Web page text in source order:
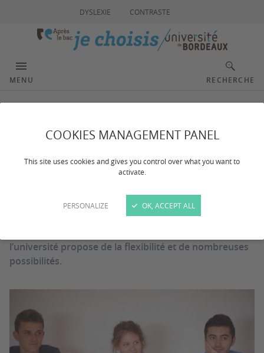
COOKIES MANAGEMENT PANEL
This site uses cookies and gives you control over what you want to
activate.
PERSONALIZE OK, ACCEPT ALL
DYSLEXIE CONTRASTE
MENU RECHERCHE
Orientation et insertion
le 12/10/2023
Organisée par grands champs disciplinaires et
intégrant différents cursus qui permettent une
l’université propose de la flexibilité et de nombreuses
possibilités.